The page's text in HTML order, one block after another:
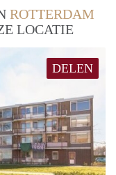
ROTTERDAM
LOCATIE
DELEN